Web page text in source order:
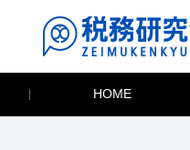
HOME